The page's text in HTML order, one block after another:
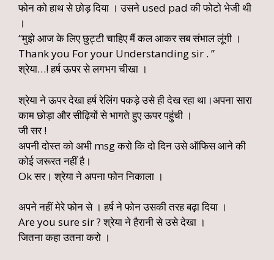
फोन को हाथ से छोड़ दिया । उसने used pad की फोटो भेजी थी
।
“मुझे आज के लिए छुट्टी चाहिए मैं कल आकर सब संभाल लूंगी ।
Thank you For your Understanding sir . ”
श्रेया…! हर्ष ऊपर से लगभग चीखा ।
श्रेया ने ऊपर देखा हर्ष रेलिंग पकड़े उसे ही देख रहा था।अपना सारा
काम छोड़ा और सीढ़ियों से भागते हुए ऊपर पहुंची ।
जी सर !
अपनी दोस्त को अभी msg करो कि दो दिन उसे ऑफिस आने की
कोई जरूरत नहीं है।
Ok सर। श्रेया ने अपना फोन निकाला ।
अपने नहीं मेरे फोन से । हर्ष ने फोन उसकी तरह बढ़ा दिया ।
Are you sure sir ? श्रेया ने हैरानी से उसे देखा ।
जितना कहा उतना करो ।